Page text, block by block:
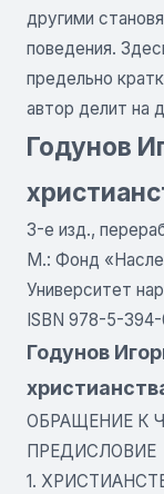
другими
поведения.
предельно
автор делит на
Годунов
3-е изд.,
М.: Фонд
Университет
ISBN 978-5-
Годунов
ОБРАЩЕНИЕ К
ПРЕДИСЛОВИЕ
1.